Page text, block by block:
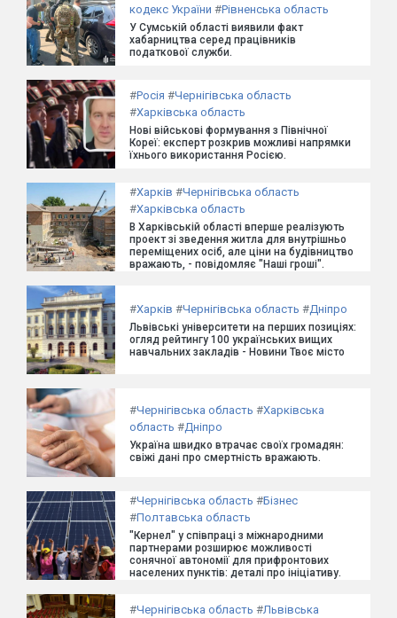
кодекс України #Рівненська область
У Сумській області виявили факт
хабарництва серед працівників
податкової служби.
#Росія #Чернігівська область
#Харківська область
Нові військові формування з Північної
Кореї: експерт розкрив можливі напрямки
їхнього використання Росією.
#Харків #Чернігівська область
#Харківська область
В Харківській області вперше реалізують
проект зі зведення житла для внутрішньо
переміщених осіб, але ціни на будівництво
вражають, - повідомляє "Наші гроші".
#Харків #Чернігівська область #Дніпро
Львівські університети на перших позиціях:
огляд рейтингу 100 українських вищих
навчальних закладів - Новини Твоє місто
#Чернігівська область #Харківська
область #Дніпро
Україна швидко втрачає своїх громадян:
свіжі дані про смертність вражають.
#Чернігівська область #Бізнес
#Полтавська область
"Кернел" у співпраці з міжнародними
партнерами розширює можливості
сонячної автономії для прифронтових
населених пунктів: деталі про ініціативу.
#Чернігівська область #Львівська